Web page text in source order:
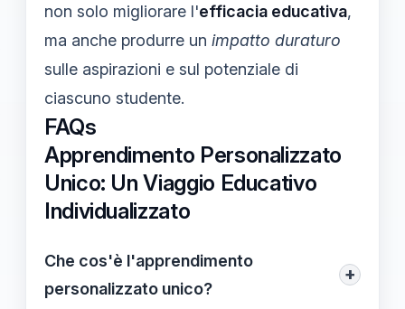
non solo migliorare l'efficacia educativa,
ma anche produrre un impatto duraturo
sulle aspirazioni e sul potenziale di
ciascuno studente.
FAQs
Apprendimento Personalizzato
Unico: Un Viaggio Educativo
Individualizzato
Che cos'è l'apprendimento
personalizzato unico?
+